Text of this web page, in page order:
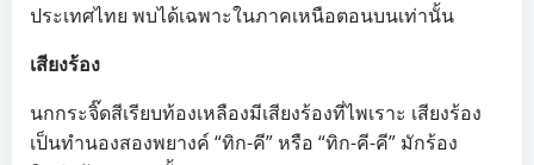
ประเทศไทย พบได้เฉพาะในภาคเหนือตอนบนเท่านั้น
เสียงร้อง
นกกระจิ๊ดสีเรียบท้องเหลืองมีเสียงร้องที่ไพเราะ เสียงร้อง
เป็นทำนองสองพยางค์ “ทิก-คี” หรือ “ทิก-คี-คี” มักร้อง